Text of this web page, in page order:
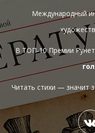
Международный
В ТОП-10 Премии
Читать стихи — значит